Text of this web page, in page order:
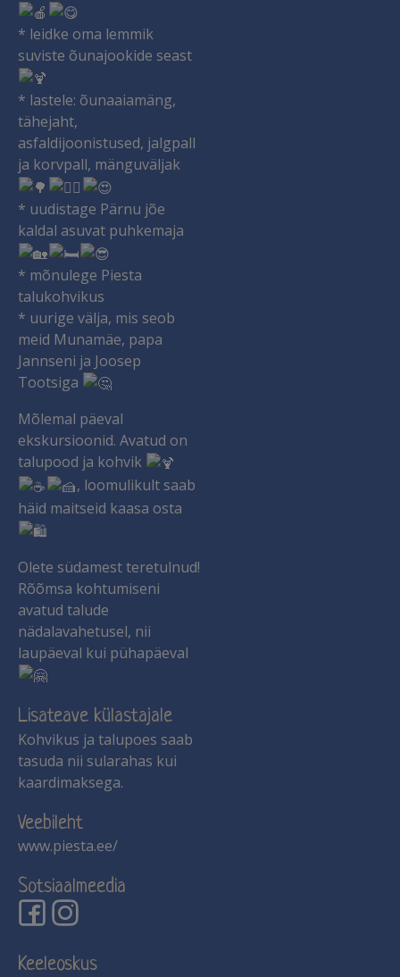
* leidke oma lemmik
suviste õunajookide seast
* lastele: õunaaiamäng,
tähejaht,
asfaldijoonistused, jalgpall
ja korvpall, mänguväljak
* uudistage Pärnu jõe
kaldal asuvat puhkemaja
* mõnulege Piesta
talukohvikus
* uurige välja, mis seob
meid Munamäe, papa
Jannseni ja Joosep
Tootsiga
Mõlemal päeval
ekskursioonid. Avatud on
talupood ja kohvik
, loomulikult saab
häid maitseid kaasa osta
Olete südamest teretulnud!
Rõõmsa kohtumiseni
avatud talude
nädalavahetusel, nii
laupäeval kui pühapäeval
Lisateave külastajale
Kohvikus ja talupoes saab
tasuda nii sularahas kui
kaardimaksega.
Veebileht
www.piesta.ee/
Sotsiaalmeedia
Keeleoskus